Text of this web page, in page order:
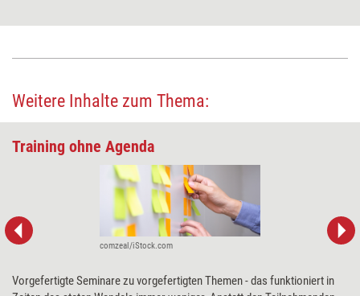
Weitere Inhalte zum Thema:
Training ohne Agenda
comzeal/iStock.com
Vorgefertigte Seminare zu vorgefertigten Themen - das funktioniert in